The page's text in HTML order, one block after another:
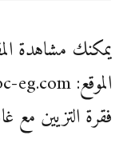
يمكنك مشاهدة
الموقع: http://sofra.cbc-eg.com
فقرة التزيين مع